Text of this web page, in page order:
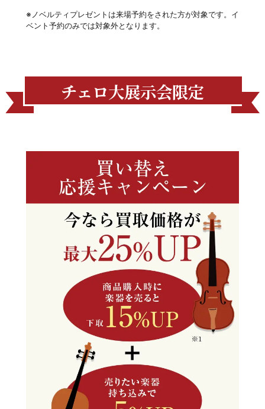
※ノベルティプレゼントは来場予約をされた方が対象です。イ
ベント予約のみでは対象外となります。
チェロ大展示会限定